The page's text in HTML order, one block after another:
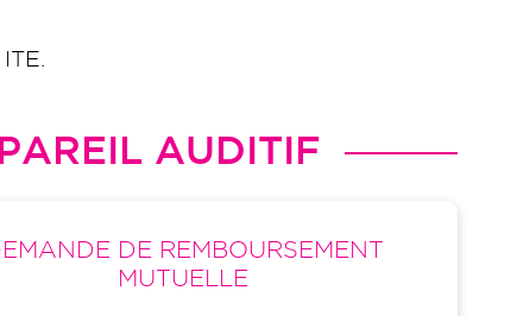
AUDITIF
DE REMBOURSEMENT
MUTUELLE